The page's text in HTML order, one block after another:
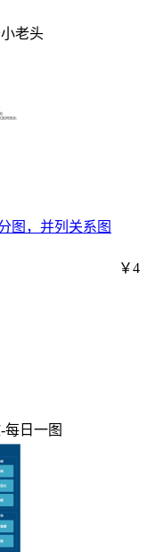
老头
图，并列关系图
每日一图
￥4